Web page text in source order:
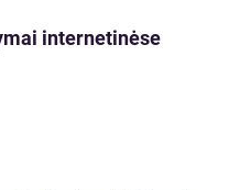
internetinėse